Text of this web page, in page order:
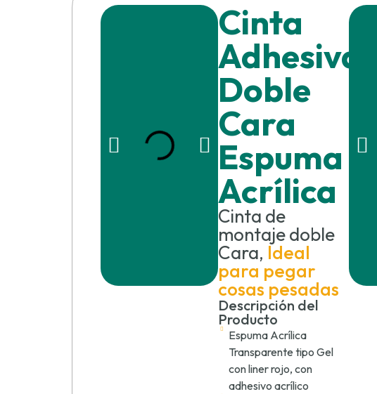
Cinta
Adhesiva
Doble
Cara
Espuma
Acrílica
Cinta de
montaje doble
Cara, Ideal
para pegar
cosas pesadas
Descripción del
Producto
Espuma Acrílica
Transparente tipo Gel
con liner rojo, con
adhesivo acrílico